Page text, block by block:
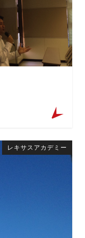
レキサスアカデミー